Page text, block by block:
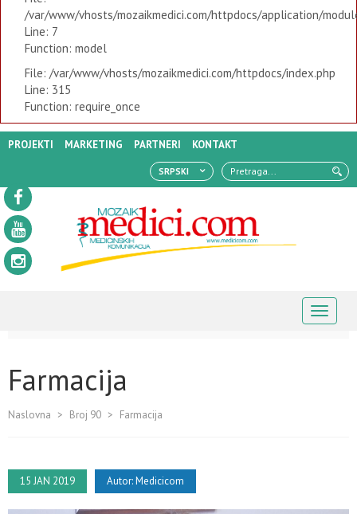
/var/www/vhosts/mozaikmedici.com/httpdocs/application/
Line: 7
Function: model
File: /var/www/vhosts/mozaikmedici.com/httpdocs/index.php
Line: 315
Function: require_once
PROJEKTI MARKETING PARTNERI KONTAKT
SRPSKI
Farmacija
Naslovna > Broj 90 > Farmacija
15 JAN 2019 Autor:Medicicom